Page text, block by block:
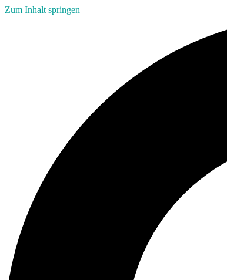
Zum Inhalt springen